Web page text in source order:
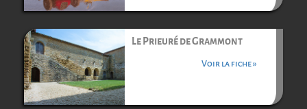
Le Prieuré de Grammont
Voir la fiche »